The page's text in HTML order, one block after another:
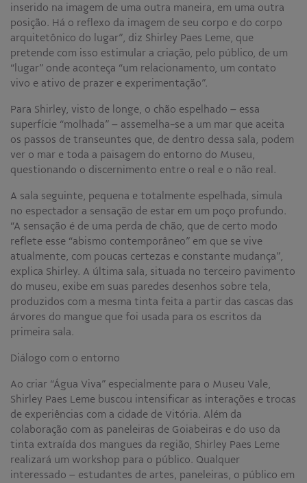
inserido na imagem de uma outra maneira, em uma outra
posição. Há o reflexo da imagem de seu corpo e do corpo
arquitetônico do lugar”, diz Shirley Paes Leme, que
pretende com isso estimular a criação, pelo público, de um
“lugar” onde aconteça “um relacionamento, um contato
vivo e ativo de prazer e experimentação”.
Para Shirley, visto de longe, o chão espelhado – essa
superfície “molhada” – assemelha-se a um mar que aceita
os passos de transeuntes que, de dentro dessa sala, podem
ver o mar e toda a paisagem do entorno do Museu,
questionando o discernimento entre o real e o não real.
A sala seguinte, pequena e totalmente espelhada, simula
no espectador a sensação de estar em um poço profundo.
“A sensação é de uma perda de chão, que de certo modo
reflete esse “abismo contemporâneo” em que se vive
atualmente, com poucas certezas e constante mudança”,
explica Shirley. A última sala, situada no terceiro pavimento
do museu, exibe em suas paredes desenhos sobre tela,
produzidos com a mesma tinta feita a partir das cascas das
árvores do mangue que foi usada para os escritos da
primeira sala.
Diálogo com o entorno
Ao criar “Água Viva” especialmente para o Museu Vale,
Shirley Paes Leme buscou intensificar as interações e trocas
de experiências com a cidade de Vitória. Além da
colaboração com as paneleiras de Goiabeiras e do uso da
tinta extraída dos mangues da região, Shirley Paes Leme
realizará um workshop para o público. Qualquer
interessado – estudantes de artes, paneleiras, o público em